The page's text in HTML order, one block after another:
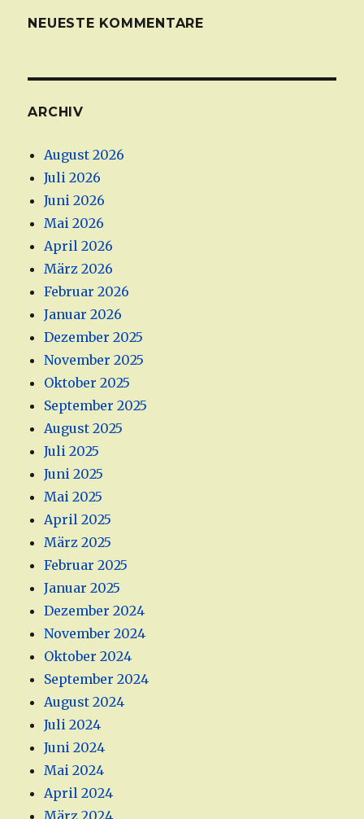
NEUESTE KOMMENTARE
ARCHIV
August 2026
Juli 2026
Juni 2026
Mai 2026
April 2026
März 2026
Februar 2026
Januar 2026
Dezember 2025
November 2025
Oktober 2025
September 2025
August 2025
Juli 2025
Juni 2025
Mai 2025
April 2025
März 2025
Februar 2025
Januar 2025
Dezember 2024
November 2024
Oktober 2024
September 2024
August 2024
Juli 2024
Juni 2024
Mai 2024
April 2024